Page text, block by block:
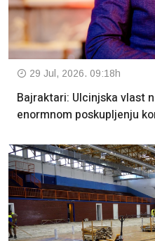
29 Jul, 2026. 09:18h
Bajraktari: Ulcinjska vlast
enormnom poskupljenju